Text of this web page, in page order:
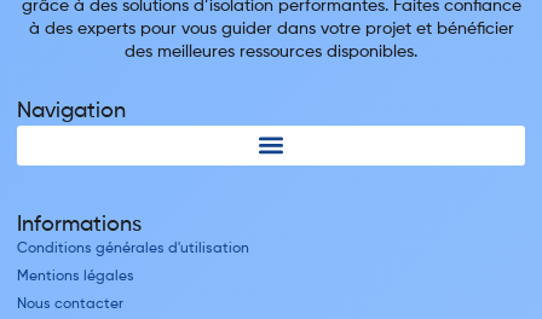
grâce à des solutions d’isolation performantes. Faites confiance
à des experts pour vous guider dans votre projet et bénéficier
des meilleures ressources disponibles.
Navigation
Informations
Conditions générales d'utilisation
Mentions légales
Nous contacter